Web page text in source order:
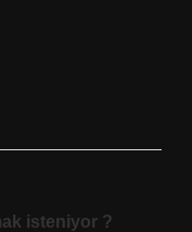
isteniyor ?